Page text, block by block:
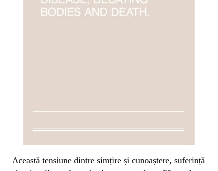
Această tensiune dintre simțire și cunoaștere, suferință